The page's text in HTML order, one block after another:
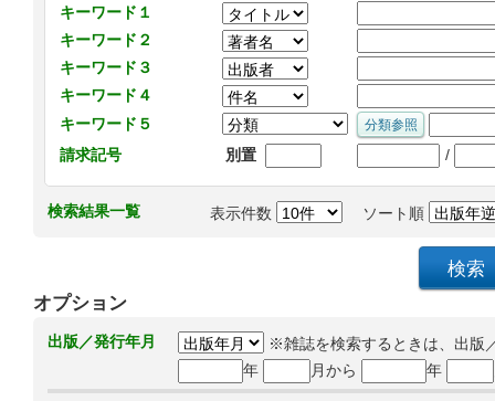
キーワード１
キーワード２
キーワード３
キーワード４
キーワード５
請求記号
別置 /
検索結果一覧 表示件数 ソート順
オプション
出版／発行年月
※雑誌を検索するときは、出版
年
月から 年